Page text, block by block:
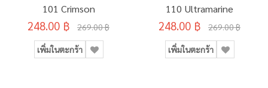
101 Crimson
248.00 ฿ 269.00 ฿
เพิ่มในตะกร้า
110 Ultramarine
248.00 ฿ 269.00 ฿
เพิ่มในตะกร้า